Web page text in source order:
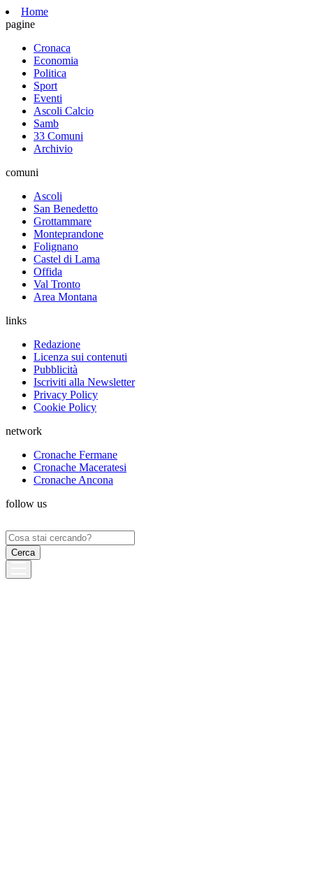
Home
pagine
Cronaca
Economia
Politica
Sport
Eventi
Ascoli Calcio
Samb
33 Comuni
Archivio
comuni
Ascoli
San Benedetto
Grottammare
Monteprandone
Folignano
Castel di Lama
Offida
Val Tronto
Area Montana
links
Redazione
Licenza sui contenuti
Pubblicità
Iscriviti alla Newsletter
Privacy Policy
Cookie Policy
network
Cronache Fermane
Cronache Maceratesi
Cronache Ancona
follow us
Ricerca
per: